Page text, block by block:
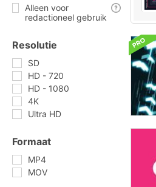
Alleen voor
redactioneel gebruik
Resolutie
SD
HD - 720
HD - 1080
4K
Ultra HD
Formaat
MP4
MOV